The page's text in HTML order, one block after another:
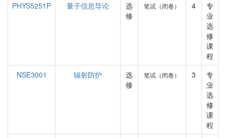
PHYS5251P 量子信息导论
选
修
笔试（闭卷） 4
专
业
选
修
课
程
NSE3001
辐射防护
选
修
笔试（闭卷） 3
专
业
选
修
课
程